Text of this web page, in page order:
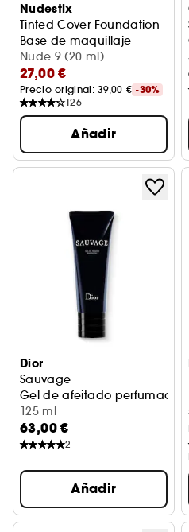
Nudestix
Tinted Cover Foundation
Base de maquillaje
Nude 9 (20 ml)
27,00 €
Precio original: 39,00 € -30%
126
Añadir
Dior
Sauvage
Gel de afeitado perfumado
125 ml
63,00 €
2
Añadir